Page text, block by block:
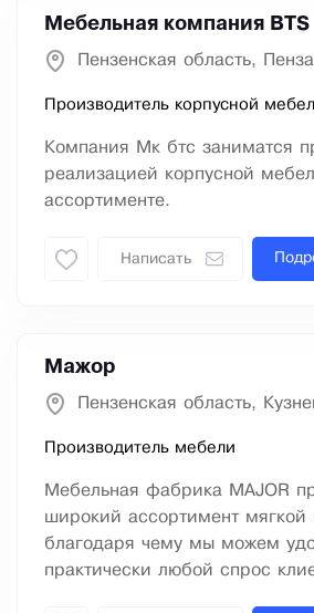
Мебельная компания BTS
Пензенская область, Пенза
Производитель корпусной
Компания Мк бтс заниматся
реализацией корпусной
ассортименте.
Написать
Мажор
Пензенская область,
Производитель мебели
Мебельная фабрика MAJOR
широкий ассортимент мягкой
благодаря чему мы можем
практически любой спрос